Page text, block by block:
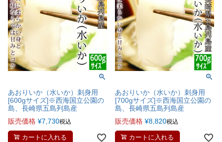
あおりいか（水いか）刺身用
[600gサイズ]※西海国立公園の
島、長崎県五島列島産
販売価格 ¥7,730税込
カートに入れる
あおりいか（水いか）刺身用
[700gサイズ]※西海国立公園の
島、長崎県五島列島産
販売価格 ¥8,820税込
カートに入れる